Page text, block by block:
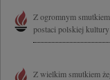
Z ogromnym
postaci polskiej
Z wielkim smutkiem